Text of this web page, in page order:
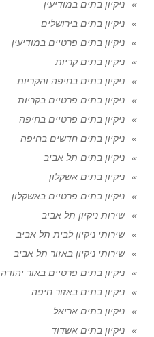
ניקיון בתים במודיעין
ניקיון בתים בירושלים
ניקיון בתים פרטיים במודיעין
ניקיון בתים קריות
ניקיון בתים בחיפה והקריות
ניקיון בתים פרטיים בקריות
ניקיון בתים פרטיים בחיפה
ניקיון בתים חדשים בחיפה
ניקיון בתים תל אביב
ניקיון בתים אשקלון
ניקיון בתים פרטיים באשקלון
שירות ניקיון תל אביב
שירותי ניקיון לבית תל אביב
שירותי ניקיון באזור תל אביב
ניקיון בתים פרטיים באור יהודה
ניקיון בתים באזור חיפה
ניקיון בתים אריאל
ניקיון בתים אשדוד